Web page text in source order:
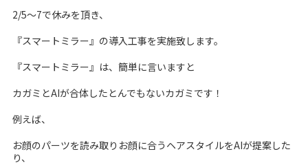
2/5～7で休みを頂き、
『スマートミラー』の導入工事を実施致します。
『スマートミラー』は、簡単に言いますと
カガミとAIが合体したとんでもないカガミです！
例えば、
お顔のパーツを読み取りお顔に合うヘアスタイルをAIが提案した
り、